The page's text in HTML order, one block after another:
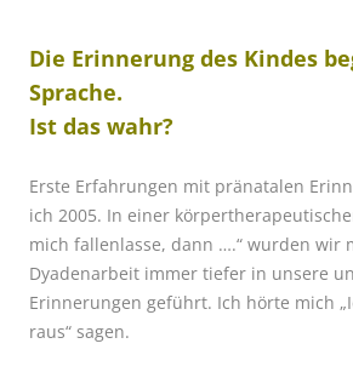
Die Erinnerung des Kindes
Sprache.
Ist das wahr?
Erste Erfahrungen mit pränatalen
ich 2005. In einer
mich fallenlasse, dann ….“ wurden wir
Dyadenarbeit immer tiefer in unsere
Erinnerungen geführt. Ich hörte mich
raus“ sagen.